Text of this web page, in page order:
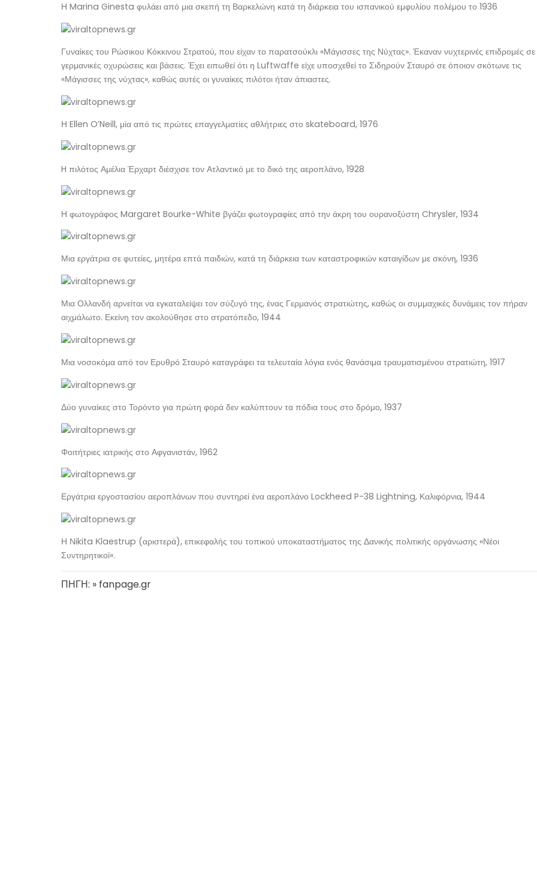
Η Marina Ginesta φυλάει από μια σκεπή τη Βαρκελώνη κατά τη διάρκεια του ισπανικού εμφυλίου πολέμου το 1936
Γυναίκες του Ρώσικου Κόκκινου Στρατού, που είχαν το παρατσούκλι «Μάγισσες της Νύχτας». Έκαναν νυχτερινές επιδρομές σε
γερμανικές οχυρώσεις και βάσεις. Έχει ειπωθεί ότι η Luftwaffe είχε υποσχεθεί το Σιδηρούν Σταυρό σε όποιον σκότωνε τις
«Μάγισσες της νύχτας», καθώς αυτές οι γυναίκες πιλότοι ήταν άπιαστες.
Η Ellen O’Neill, μία από τις πρώτες επαγγελματίες αθλήτριες στο skateboard, 1976
H πιλότος Αμέλια Έρχαρτ διέσχισε τον Ατλαντικό με το δικό της αεροπλάνο, 1928
Η φωτογράφος Margaret Bourke-White βγάζει φωτογραφίες από την άκρη του ουρανοξύστη Chrysler, 1934
Μια εργάτρια σε φυτείες, μητέρα επτά παιδιών, κατά τη διάρκεια των καταστροφικών καταιγίδων με σκόνη, 1936
Μια Ολλανδή αρνείται να εγκαταλείψει τον σύζυγό της, ένας Γερμανός στρατιώτης, καθώς οι συμμαχικές δυνάμεις τον πήραν
αιχμάλωτο. Εκείνη τον ακολούθησε στο στρατόπεδο, 1944
Μια νοσοκόμα από τον Ερυθρό Σταυρό καταγράφει τα τελευταία λόγια ενός θανάσιμα τραυματισμένου στρατιώτη, 1917
Δύο γυναίκες στο Τορόντο για πρώτη φορά δεν καλύπτουν τα πόδια τους στο δρόμο, 1937
Φοιτήτριες ιατρικής στο Αφγανιστάν, 1962
Εργάτρια εργοστασίου αεροπλάνων που συντηρεί ένα αεροπλάνο Lockheed P-38 Lightning, Καλιφόρνια, 1944
Η Νikita Κlaestrup (αριστερά), επικεφαλής του τοπικού υποκαταστήματος της Δανικής πολιτικής οργάνωσης «Νέοι
Συντηρητικοί».
ΠΗΓΗ: » fanpage.gr